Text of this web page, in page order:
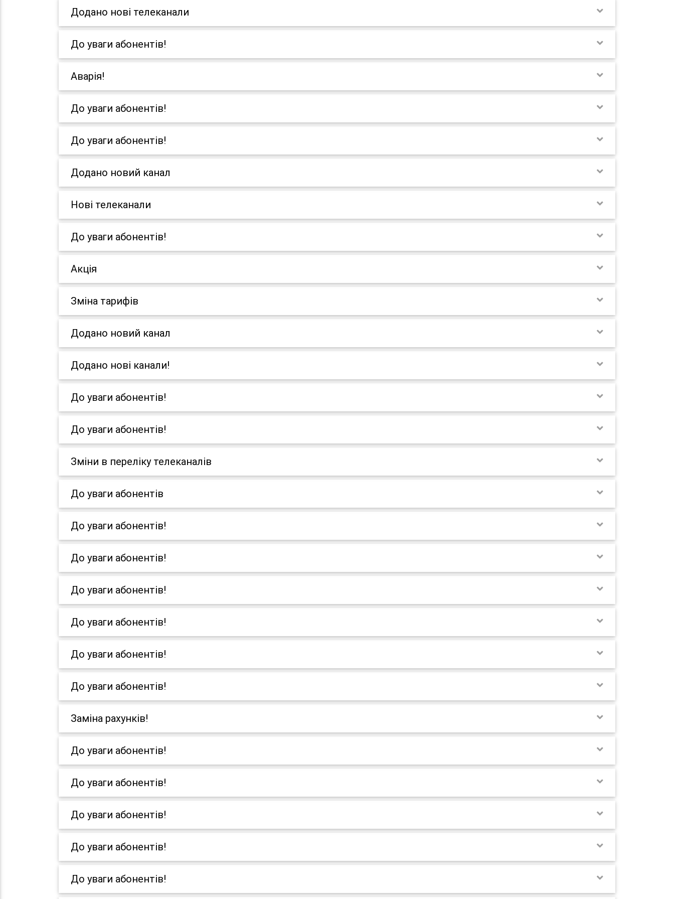
Додано нові телеканали
До уваги абонентів!
Аварія!
До уваги абонентів!
До уваги абонентів!
Додано новий канал
Нові телеканали
До уваги абонентів!
Акція
Зміна тарифів
Додано новий канал
Додано нові канали!
До уваги абонентів!
До уваги абонентів!
Зміни в переліку телеканалів
До уваги абонентів
До уваги абонентів!
До уваги абонентів!
До уваги абонентів!
До уваги абонентів!
До уваги абонентів!
До уваги абонентів!
Заміна рахунків!
До уваги абонентів!
До уваги абонентів!
До уваги абонентів!
До уваги абонентів!
До уваги абонентів!